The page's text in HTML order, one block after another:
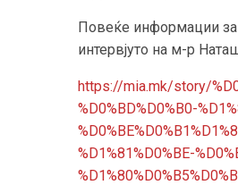
Повеќе информации за
интервјуто на м-р
https://mia.mk/story/
%D0%BD%D0%B0-
%D1%81%D0%BE-